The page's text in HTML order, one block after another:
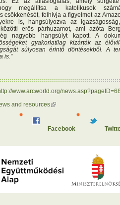
megállítsa a katolikusok
csökkenését, felhívja a figyelmet az
is, hangsúlyozva az
erős párhuzamot, ami azóta
nagyobb hangsúlyt kapott. A
gyakorlatilag kizárták az
súlyosan érintő döntésekből. A
is.”
www.arcworld.org/
and resources(külső hivatkozás)
Facebook